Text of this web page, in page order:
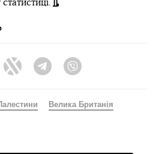
Twitter Telegram
Велика Британія